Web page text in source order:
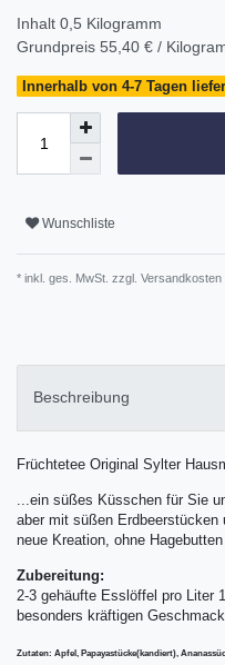
Inhalt 0,5 Kilogramm
Grundpreis 55,40 € /
Innerhalb von 4-7 Tagen
Wunschliste
* inkl. ges. MwSt. zzgl. Versandkosten
Beschreibung
Früchtetee Original Sylter
...ein süßes Küsschen für Sie
aber mit süßen Erdbeerstücken
neue Kreation, ohne Hagebutten
Zubereitung:
2-3 gehäufte Esslöffel pro Liter
besonders kräftigen
Zutaten: Apfel, Papayastücke(kandiert),